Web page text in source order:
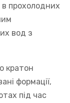
в прохолодних
вод з
кратон
формації,
під час